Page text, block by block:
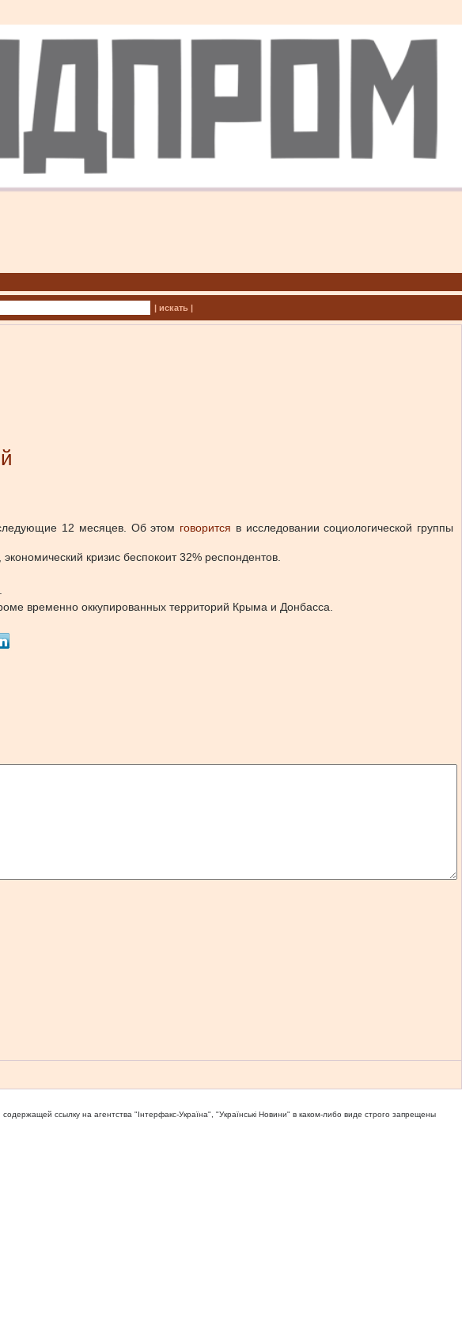
| искать |
12 месяцев. Об этом говорится в исследовании социологической группы
кризис беспокоит 32% респондентов.
временно оккупированных территорий Крыма и Донбасса.
ссылку на агентства "Iнтерфакс-Україна", "Українськi Новини" в каком-либо виде строго запрещены